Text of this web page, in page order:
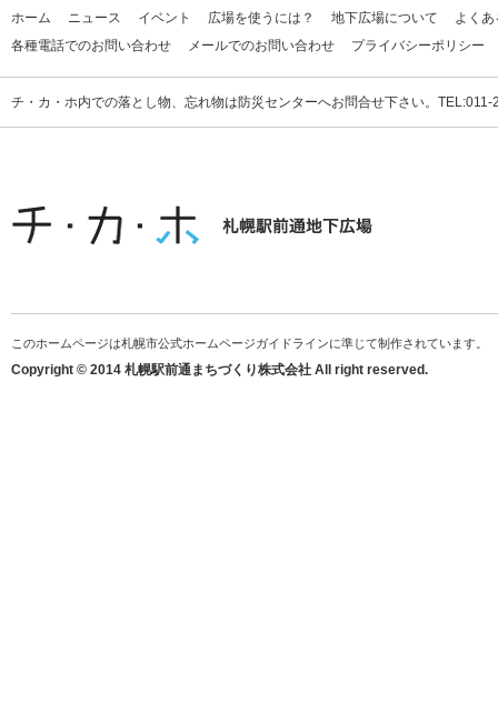
ホーム ニュース イベント 広場を使うには？ 地下広場について
よく
各種電話でのお問い合わせ
メールでのお問い合わせ プライバシーポリシー
チ・カ・ホ内での落とし物、忘れ物は防災センターへお問合せ下さい。
このホームページは札幌市公式ホームページガイドラインに準じて制作されています。
Copyright © 2014 札幌駅前通まちづくり株式会社 All right reserved.